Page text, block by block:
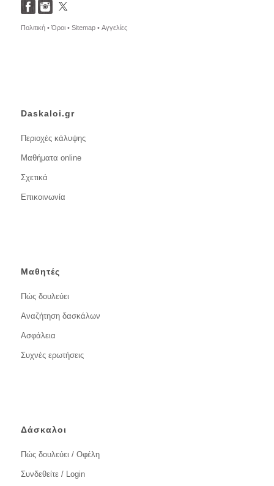
Πολιτική •Όροι • Sitemap • Αγγελίες
Daskaloi.gr
Περιοχές κάλυψης
Μαθήματα online
Σχετικά
Επικοινωνία
Μαθητές
Πώς δουλεύει
Αναζήτηση δασκάλων
Ασφάλεια
Συχνές ερωτήσεις
Δάσκαλοι
Πώς δουλεύει / Οφέλη
Συνδεθείτε / Login